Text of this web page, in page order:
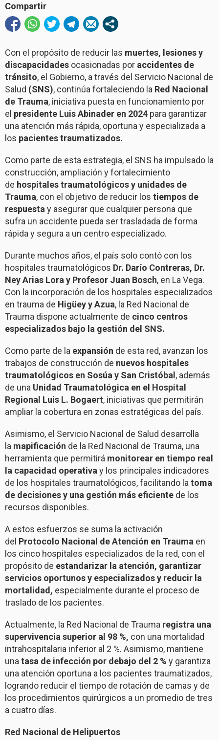
Compartir
Con el propósito de reducir las muertes, lesiones y
discapacidades ocasionadas por accidentes de
tránsito, el Gobierno, a través del Servicio Nacional de
Salud (SNS), continúa fortaleciendo la Red Nacional
de Trauma, iniciativa puesta en funcionamiento por
el presidente Luis Abinader en 2024 para garantizar
una atención más rápida, oportuna y especializada a
los pacientes traumatizados.
Como parte de esta estrategia, el SNS ha impulsado la
construcción, ampliación y fortalecimiento
de hospitales traumatológicos y unidades de
Trauma, con el objetivo de reducir los tiempos de
respuesta y asegurar que cualquier persona que
sufra un accidente pueda ser trasladada de forma
rápida y segura a un centro especializado.
Durante muchos años, el país solo contó con los
hospitales traumatológicos Dr. Darío Contreras, Dr.
Ney Arias Lora y Profesor Juan Bosch, en La Vega.
Con la incorporación de los hospitales especializados
en trauma de Higüey y Azua, la Red Nacional de
Trauma dispone actualmente de cinco centros
especializados bajo la gestión del SNS.
Como parte de la expansión de esta red, avanzan los
trabajos de construcción de nuevos hospitales
traumatológicos en Sosúa y San Cristóbal, además
de una Unidad Traumatológica en el Hospital
Regional Luis L. Bogaert, iniciativas que permitirán
ampliar la cobertura en zonas estratégicas del país.
Asimismo, el Servicio Nacional de Salud desarrolla
la mapificación de la Red Nacional de Trauma, una
herramienta que permitirá monitorear en tiempo real
la capacidad operativa y los principales indicadores
de los hospitales traumatológicos, facilitando la toma
de decisiones y una gestión más eficiente de los
recursos disponibles.
A estos esfuerzos se suma la activación
del Protocolo Nacional de Atención en Trauma en
los cinco hospitales especializados de la red, con el
propósito de estandarizar la atención, garantizar
servicios oportunos y especializados y reducir la
mortalidad, especialmente durante el proceso de
traslado de los pacientes.
Actualmente, la Red Nacional de Trauma registra una
supervivencia superior al 98 %, con una mortalidad
intrahospitalaria inferior al 2 %. Asimismo, mantiene
una tasa de infección por debajo del 2 % y garantiza
una atención oportuna a los pacientes traumatizados,
logrando reducir el tiempo de rotación de camas y de
los procedimientos quirúrgicos a un promedio de tres
a cuatro días.
Red Nacional de Helipuertos